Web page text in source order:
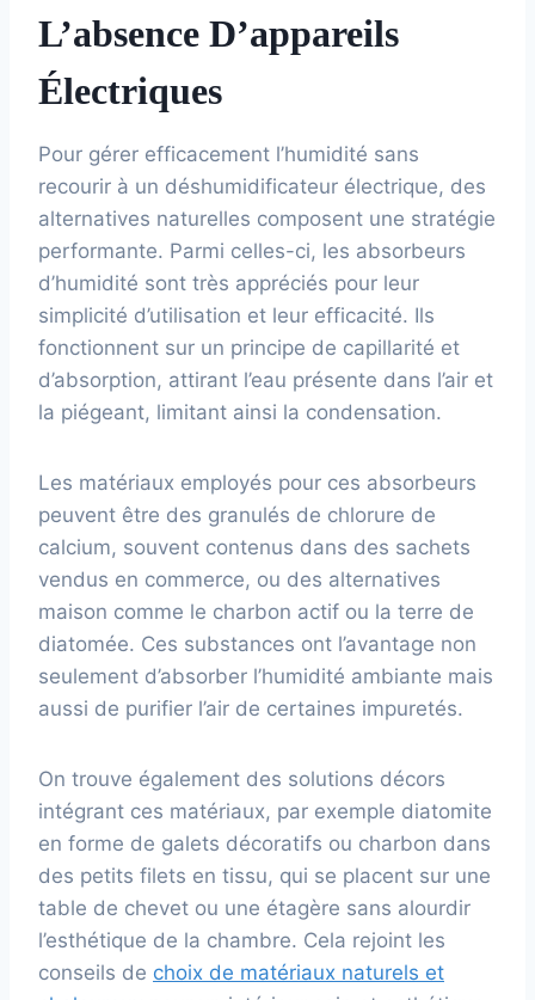
L’absence D’appareils
Électriques
Pour gérer efficacement l’humidité sans
recourir à un déshumidificateur électrique, des
alternatives naturelles composent une stratégie
performante. Parmi celles-ci, les absorbeurs
d’humidité sont très appréciés pour leur
simplicité d’utilisation et leur efficacité. Ils
fonctionnent sur un principe de capillarité et
d’absorption, attirant l’eau présente dans l’air et
la piégeant, limitant ainsi la condensation.
Les matériaux employés pour ces absorbeurs
peuvent être des granulés de chlorure de
calcium, souvent contenus dans des sachets
vendus en commerce, ou des alternatives
maison comme le charbon actif ou la terre de
diatomée. Ces substances ont l’avantage non
seulement d’absorber l’humidité ambiante mais
aussi de purifier l’air de certaines impuretés.
On trouve également des solutions décors
intégrant ces matériaux, par exemple diatomite
en forme de galets décoratifs ou charbon dans
des petits filets en tissu, qui se placent sur une
table de chevet ou une étagère sans alourdir
l’esthétique de la chambre. Cela rejoint les
conseils de choix de matériaux naturels et